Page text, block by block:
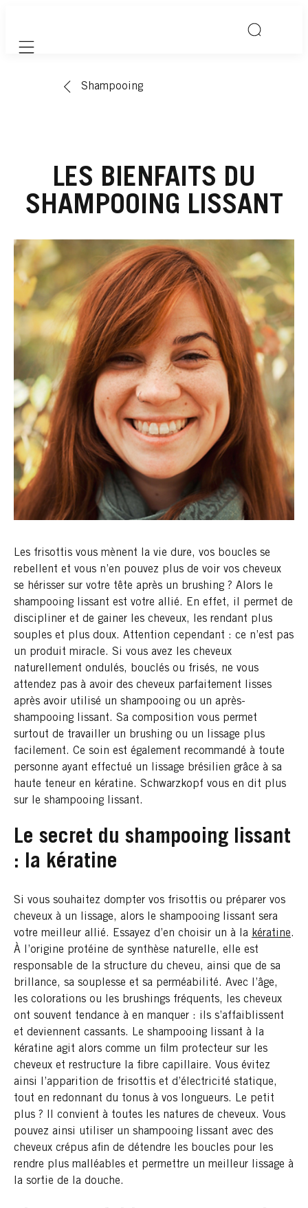
Mobile navigation
Shampooing
LES BIENFAITS DU
SHAMPOOING LISSANT
Les frisottis vous mènent la vie dure, vos boucles se
rebellent et vous n’en pouvez plus de voir vos cheveux
se hérisser sur votre tête après un brushing ? Alors le
shampooing lissant est votre allié. En effet, il permet de
discipliner et de gainer les cheveux, les rendant plus
souples et plus doux. Attention cependant : ce n’est pas
un produit miracle. Si vous avez les cheveux
naturellement ondulés, bouclés ou frisés, ne vous
attendez pas à avoir des cheveux parfaitement lisses
après avoir utilisé un shampooing ou un après-
shampooing lissant. Sa composition vous permet
surtout de travailler un brushing ou un lissage plus
facilement. Ce soin est également recommandé à toute
personne ayant effectué un lissage brésilien grâce à sa
haute teneur en kératine. Schwarzkopf vous en dit plus
sur le shampooing lissant.
Le secret du shampooing lissant
: la kératine
Si vous souhaitez dompter vos frisottis ou préparer vos
cheveux à un lissage, alors le shampooing lissant sera
votre meilleur allié. Essayez d’en choisir un à la kératine.
À l’origine protéine de synthèse naturelle, elle est
responsable de la structure du cheveu, ainsi que de sa
brillance, sa souplesse et sa perméabilité. Avec l’âge,
les colorations ou les brushings fréquents, les cheveux
ont souvent tendance à en manquer : ils s’affaiblissent
et deviennent cassants. Le shampooing lissant à la
kératine agit alors comme un film protecteur sur les
cheveux et restructure la fibre capillaire. Vous évitez
ainsi l’apparition de frisottis et d’électricité statique,
tout en redonnant du tonus à vos longueurs. Le petit
plus ? Il convient à toutes les natures de cheveux. Vous
pouvez ainsi utiliser un shampooing lissant avec des
cheveux crépus afin de détendre les boucles pour les
rendre plus malléables et permettre un meilleur lissage à
la sortie de la douche.